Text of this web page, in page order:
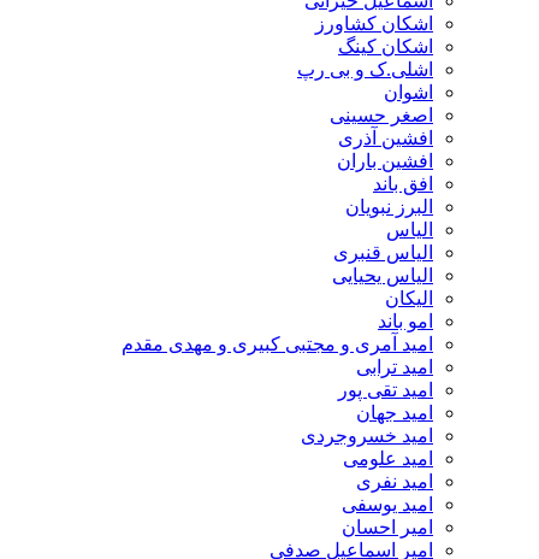
اشکان کشاورز
اشکان کینگ
اشلی.ک و بی رپ
اشوان
اصغر حسینی
افشین آذری
افشین باران
افق باند
البرز نبویان
الیاس
الیاس قنبرى
الیاس یحیایی
الیکان
امو باند
امید آمری و مجتبی کبیری و مهدى مقدم
امید ترابی
امید تقی پور
امید جهان
امید خسروجردی
امید علومی
امید نفری
امید یوسفی
امیر احسان
امیر اسماعیل صدفی